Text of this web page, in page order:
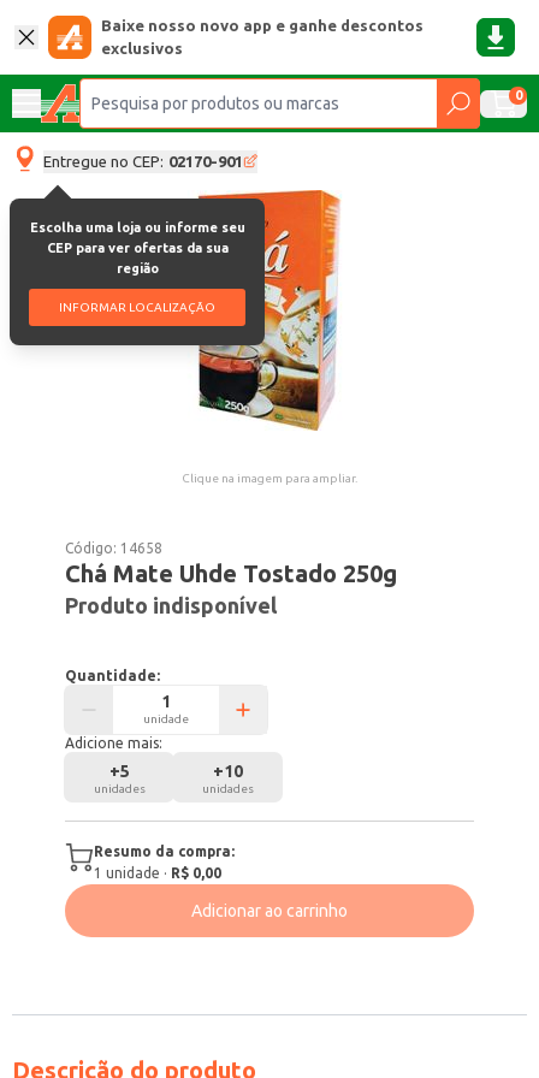
Baixe nosso novo app e ganhe descontos
exclusivos
0
Entregue no CEP: 02170-901
Escolha uma loja ou informe seu
CEP para ver ofertas da sua
região
INFORMAR LOCALIZAÇÃO
Clique na imagem para ampliar.
Código: 14658
Chá Mate Uhde Tostado 250g
Produto indisponível
Quantidade:
unidade
Adicione mais:
+5
unidades
+10
unidades
Resumo da compra:
1 unidade · R$ 0,00
Adicionar ao carrinho
Descrição do produto